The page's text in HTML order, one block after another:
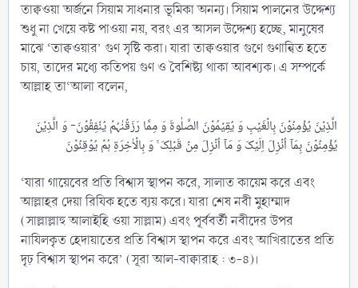
তাক্বওয়া অর্জনে সিয়াম সাধনার ভূমিকা অনন্য। সিয়াম পালনের উদ্দেশ্য
শুধু না খেয়ে কষ্ট পাওয়া নয়, বরং এর আসল উদ্দেশ্য হচ্ছে, মানুষের
মাঝে ‘তাক্বওয়ার’ গুণ সৃষ্টি করা। যারা তাক্বওয়ার গুণে গুণান্বিত হতে
চায়, তাদের মধ্যে কতিপয় গুণ ও বৈশিষ্ট্য থাকা আবশ্যক। এ সম্পর্কে
আল্লাহ তা‘আলা বলেন,
الَّذِیۡنَ یُؤۡمِنُوۡنَ بِالۡغَیۡبِ وَ یُقِیۡمُوۡنَ الصَّلٰوۃَ وَ مِمَّا رَزَقۡنٰہُمۡ یُنۡفِقُوۡنَ- وَ الَّذِیۡنَ
‘যারা গায়েবের প্রতি বিশ্বাস স্থাপন করে, সালাত কায়েম করে এবং
আল্লাহর দেয়া রিযিক হতে ব্যয় করে। যারা শেষ নবী মুহাম্মাদ
(সাল্লাল্লাহু আলাইহি ওয়া সাল্লাম) এবং পূর্ববর্তী নবীদের উপর
নাযিলকৃত হেদায়াতের প্রতি বিশ্বাস স্থাপন করে এবং আখিরাতের প্রতি
দৃঢ় বিশ্বাস স্থাপন করে’ (সূরা আল-বাক্বারাহ : ৩-৪)।